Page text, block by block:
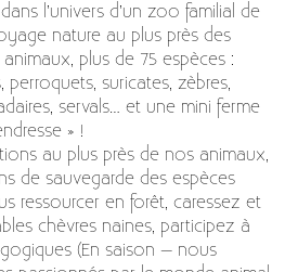
l’univers d’un zoo familial de
nature au plus près des
plus de 75 espèces :
perroquets, suricates, zèbres,
servals… et une mini ferme
» !
au plus près de nos animaux,
de sauvegarde des espèces
ressourcer en forêt, caressez et
chèvres naines, participez à
(En saison – nous